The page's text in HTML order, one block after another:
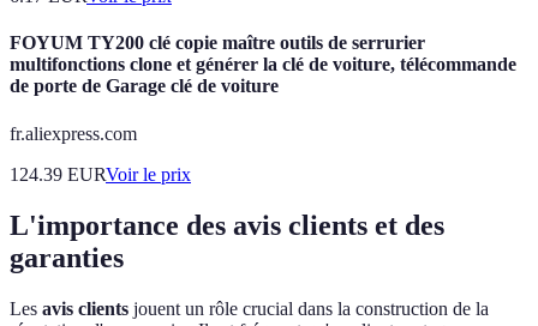
FOYUM TY200 clé copie maître outils de serrurier
multifonctions clone et générer la clé de voiture, télécommande
de porte de Garage clé de voiture
fr.aliexpress.com
124.39 EURVoir le prix
L'importance des avis clients et des
garanties
Les avis clients jouent un rôle crucial dans la construction de la